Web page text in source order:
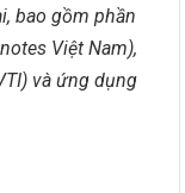
bao gồm phần
Việt Nam),
và ứng dụng